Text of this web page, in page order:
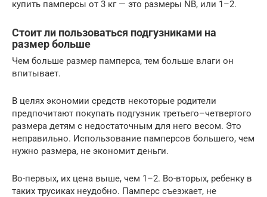
купить памперсы от 3 кг — это размеры NB, или 1–2.
Стоит ли пользоваться подгузниками на
размер больше
Чем больше размер памперса, тем больше влаги он
впитывает.
В целях экономии средств некоторые родители
предпочитают покупать подгузник третьего–четвертого
размера детям с недостаточным для него весом. Это
неправильно. Использование памперсов большего, чем
нужно размера, не экономит деньги.
Во-первых, их цена выше, чем 1–2. Во-вторых, ребенку в
таких трусиках неудобно. Памперс съезжает, не